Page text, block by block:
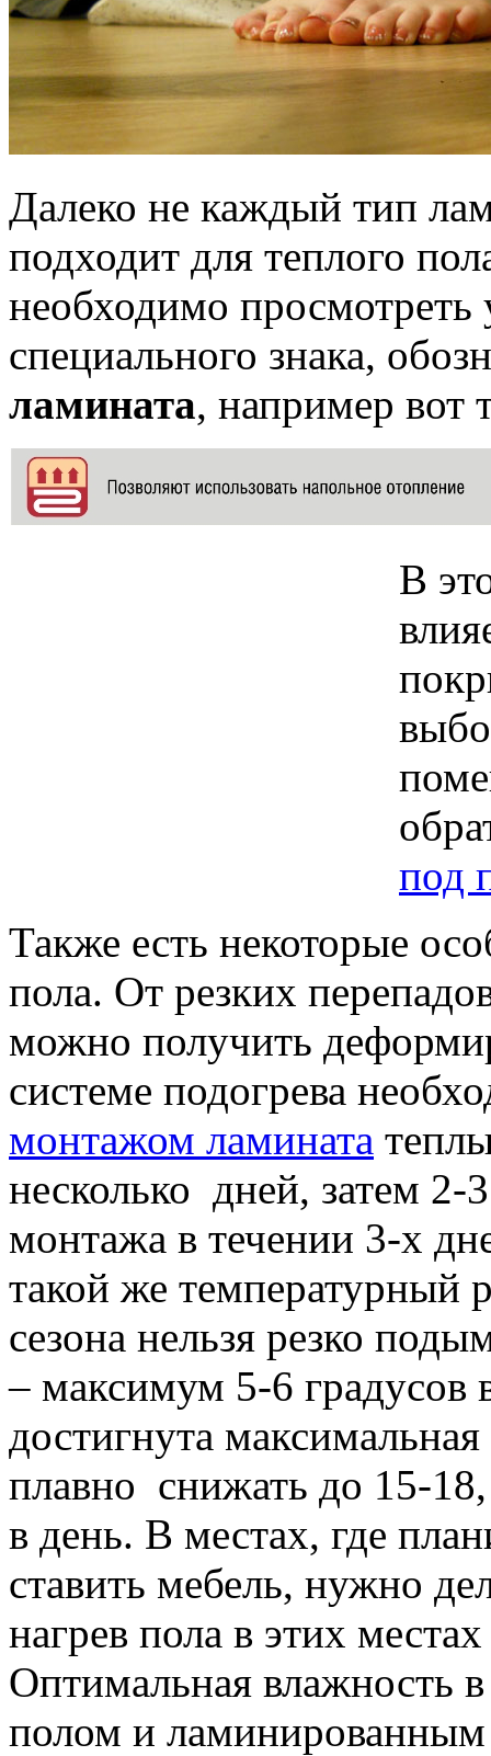
Далеко не каждый тип
подходит для теплого
необходимо просмотреть
специального знака,
ламината, например вот
В
под
Также есть некоторые
пола. От резких
можно получить
системе подогрева
монтажом ламината
несколько дней, затем 2-
монтажа в течении 3-х
такой же температурный
сезона нельзя резко
– максимум 5-6 градусов
достигнута
плавно снижать до 15-
в день. В местах, где
ставить мебель, нужно
нагрев пола в этих
Оптимальная влажность
полом и ламинированным